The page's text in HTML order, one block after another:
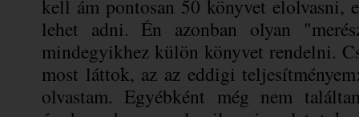
kell ám pontosan 50 könyvet elolvasni,
lehet adni. Én azonban olyan
mindegyikhez külön könyvet rendelni.
most láttok, az az eddigi
olvastam. Egyébként még nem